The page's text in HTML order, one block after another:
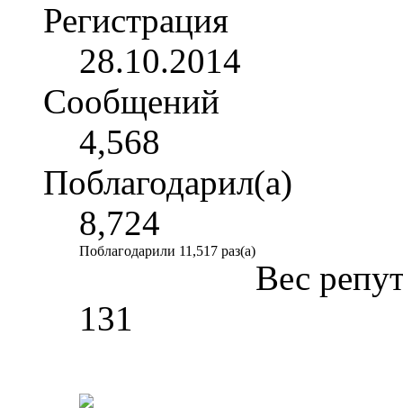
Регистрация
28.10.2014
Сообщений
4,568
Поблагодарил(а)
8,724
Поблагодарили 11,517 раз(а)
Вес
131